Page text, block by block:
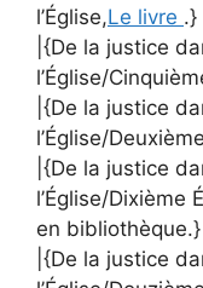
l’Église,Le livre .}
|{De la justice
l’Église/
|{De la justice
l’Église/
|{De la justice
l’Église/Dixième
en bibliothèque.}
|{De la justice